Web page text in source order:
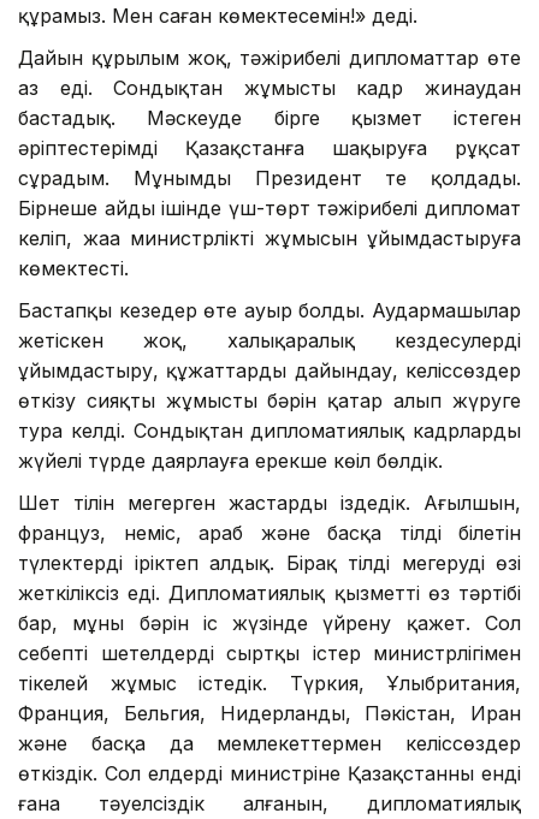
құрамыз. Мен саған көмектесемін!» деді.
Дайын құрылым жоқ, тәжірибелі дипломаттар өте
аз еді. Сондықтан жұмысты кадр жинаудан
бастадық. Мәскеуде бірге қызмет істеген
әріптестерімді Қазақстанға шақыруға рұқсат
сұрадым. Мұнымды Президент те қолдады.
Бірнеше айдың ішінде үш-төрт тәжірибелі дипломат
келіп, жаңа министрліктің жұмысын ұйымдастыруға
көмектесті.
Бастапқы кезеңдер өте ауыр болды. Аудармашылар
жетіскен жоқ, халықаралық кездесулерді
ұйымдастыру, құжаттарды дайындау, келіссөздер
өткізу сияқты жұмыстың бәрін қатар алып жүруге
тура келді. Сондықтан дипломатиялық кадрларды
жүйелі түрде даярлауға ерекше көңіл бөлдік.
Шет тілін меңгерген жастарды іздедік. Ағылшын,
француз, неміс, араб және басқа тілді білетін
түлектерді іріктеп алдық. Бірақ тілді меңгерудің өзі
жеткіліксіз еді. Дипломатиялық қызметтің өз тәртібі
бар, мұның бәрін іс жүзінде үйрену қажет. Сол
себепті шетелдердің сыртқы істер министрлігімен
тікелей жұмыс істедік. Түркия, Ұлыбритания,
Франция, Бельгия, Нидерланды, Пәкістан, Иран
және басқа да мемлекеттермен келіссөздер
өткіздік. Сол елдердің министріне Қазақстанның енді
ғана тәуелсіздік алғанын, дипломатиялық